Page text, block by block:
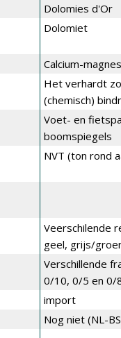
Dolomies d'Or
Dolomiet
Calcium-
Het verhardt
(chemisch)
Voet- en
boomspiegels
NVT (ton rond
Veerschilende
geel, grijs/
Verschillende
0/10, 0/5 en 0/
import
Nog niet (NL-